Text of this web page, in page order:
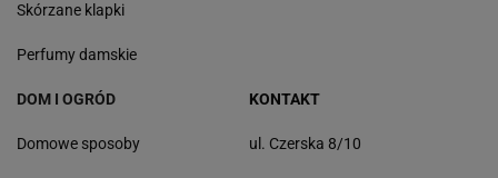
Skórzane klapki
Perfumy damskie
DOM I OGRÓD
Domowe sposoby
KONTAKT
ul. Czerska 8/10